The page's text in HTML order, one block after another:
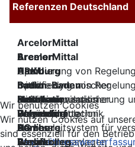
Referenzen Deutschland
ArcelorMittal
Bremen
Optimierung von
mithilfe dynamischer
Prozesssimulation
ArcelorMittal
Hamburg
Optimierung von
mithilfe dynamischer
Prozesssimulation
ARKU
Baden-Baden
Maschinenvisualisierung
Überwachung
baelz
automatic
Heilbronn
Gebäudeleittechnik
Basell
Polyolefine
Wesseling
Prozessleitsystem für
Ausbildungsanlagen
Beiersdorf
AG
Hamburg
Berliner
Wasser
Berlin
Berufkolleg
Wir benutzen Cookies
Wir nutzen Cookies auf
sind essenziell für den